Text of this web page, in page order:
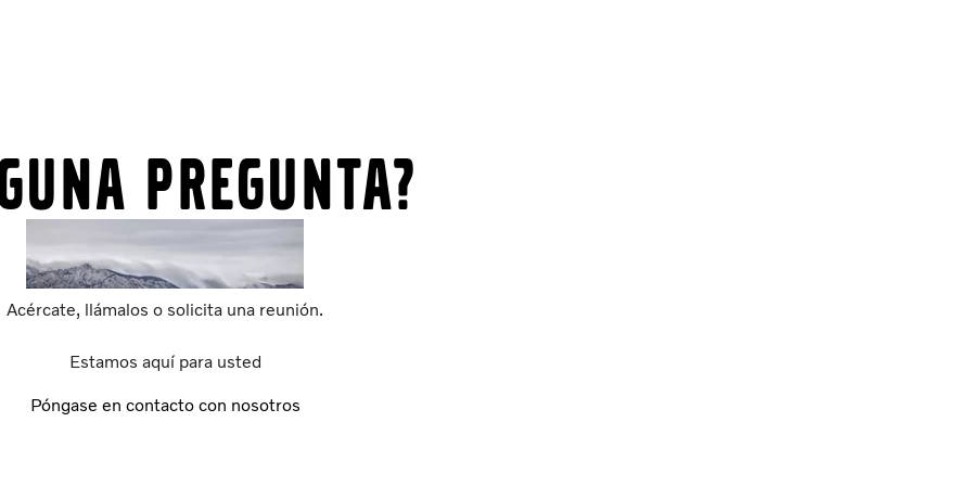
pregunta?
Acércate, llámalos o solicita una reunión.
Estamos aquí para usted
Póngase en contacto con nosotros